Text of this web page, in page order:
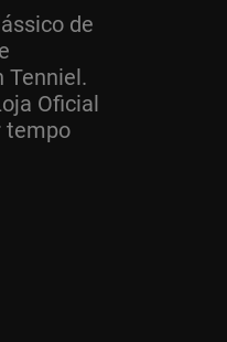
de
Tenniel.
Oficial
tempo